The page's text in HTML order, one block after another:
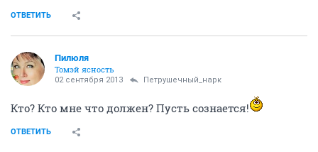
ОТВЕТИТЬ
Пилюля
Томэй ясность
02 сентября 2013 Петрушечный_нарк
Кто? Кто мне что должен? Пусть сознается!
ОТВЕТИТЬ